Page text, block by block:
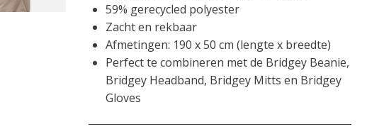
59% gerecycled polyester
Zacht en rekbaar
Afmetingen: 190 x 50 cm (lengte x breedte)
Perfect te combineren met de Bridgey Beanie,
Bridgey Headband, Bridgey Mitts en Bridgey
Gloves